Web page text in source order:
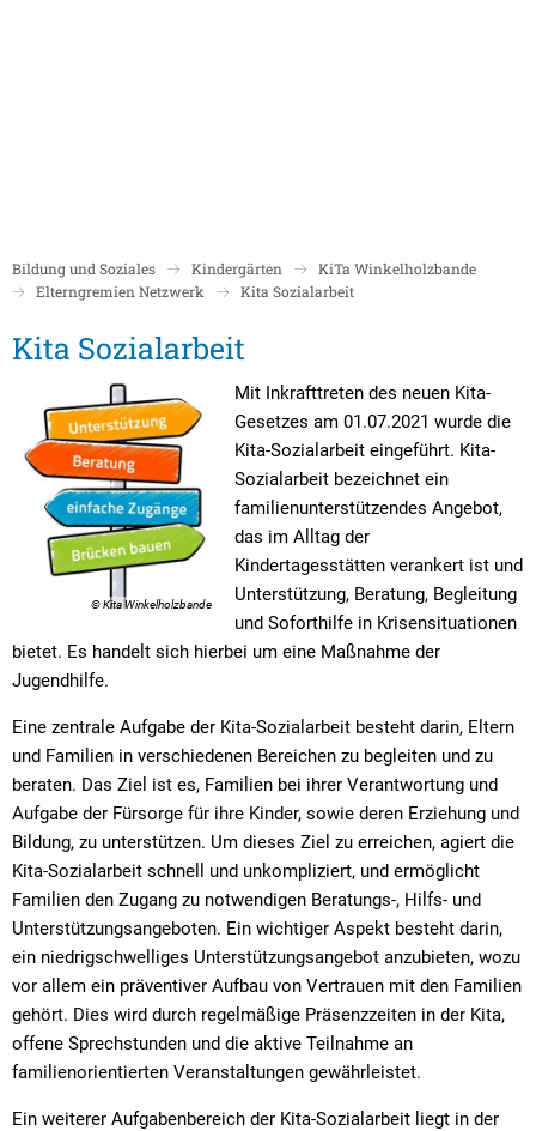
Mandatsträger/innen
Ratsinformation LOGIN für Mandatsträger
Sitzungskalender
Sitzungsbekanntmachungen
Sitzungstermine und Niederschriften
Textrecherche
Livestream Sitzungen auf Youtube
Stadtentwicklung/Konzepte
Klimaschutz in Boppard
Pressemitteilungen
Öffentliche Bekanntmachungen
Ausschreibungen
Bauleitplanung
Baugrundstücke
Straßenausbaupläne
Wiederkehrende Straßenausbaubeiträge
Gewerbe-Anmeldung/Ummeldung/
Gewerberegisterauskunft
Grundsteuerreform
Haushaltsplan
Satzungen und Richtlinien
Museum
Gleichstellungsbeauftragte
Ukrainehilfe
Freizeit, Kultur und Tourismus
Stadthalle
Museum
Schutzhütten
Bücher-Shop
Anlegezeiten
Bildung und Soziales Kindergärten
KiTa Winkelholzbande
Elterngremien Netzwerk
Kita Sozialarbeit
Kita
Sozialarbeit
Kita Sozialarbeit
© Kita Winkelholzbande
Mit Inkrafttreten des neuen Kita-
Gesetzes am 01.07.2021 wurde die
Kita-Sozialarbeit eingeführt. Kita-
Sozialarbeit bezeichnet ein
familienunterstützendes Angebot,
das im Alltag der
Kindertagesstätten verankert ist und
Unterstützung, Beratung, Begleitung
und Soforthilfe in Krisensituationen
bietet. Es handelt sich hierbei um eine Maßnahme der
Jugendhilfe.
Eine zentrale Aufgabe der Kita-Sozialarbeit besteht darin, Eltern
und Familien in verschiedenen Bereichen zu begleiten und zu
beraten. Das Ziel ist es, Familien bei ihrer Verantwortung und
Aufgabe der Fürsorge für ihre Kinder, sowie deren Erziehung und
Bildung, zu unterstützen. Um dieses Ziel zu erreichen, agiert die
Kita-Sozialarbeit schnell und unkompliziert, und ermöglicht
Familien den Zugang zu notwendigen Beratungs-, Hilfs- und
Unterstützungsangeboten. Ein wichtiger Aspekt besteht darin,
ein niedrigschwelliges Unterstützungsangebot anzubieten, wozu
vor allem ein präventiver Aufbau von Vertrauen mit den Familien
gehört. Dies wird durch regelmäßige Präsenzzeiten in der Kita,
offene Sprechstunden und die aktive Teilnahme an
familienorientierten Veranstaltungen gewährleistet.
Ein weiterer Aufgabenbereich der Kita-Sozialarbeit liegt in der